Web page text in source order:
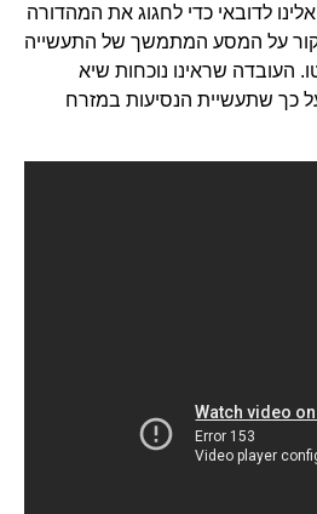
לדובאי כדי לחגוג את המהדורה
על המסע המתמשך של התעשייה
העובדה שראינו נוכחות שיא
שתעשיית הנסיעות במזרח